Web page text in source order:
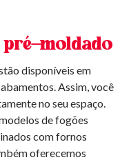
pré-moldado
disponíveis em
Assim, você
no seu espaço.
de fogões
com fornos
oferecemos